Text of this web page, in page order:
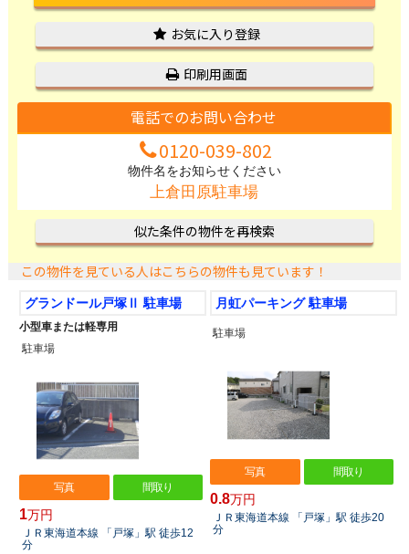
お気に入り登録
印刷用画面
電話でのお問い合わせ
0120-039-802
物件名をお知らせください
上倉田原駐車場
似た条件の物件を再検索
この物件を見ている人はこちらの物件も見ています！
グランドール戸塚Ⅱ 駐車場
小型車または軽専用
駐車場
写真 間取り
1万円
ＪＲ東海道本線 「戸塚」駅 徒歩12
分
月虹パーキング 駐車場
駐車場
写真 間取り
0.8万円
ＪＲ東海道本線 「戸塚」駅 徒歩20
分